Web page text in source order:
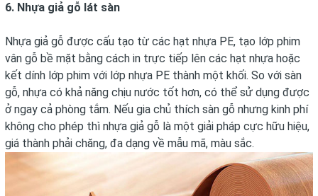
6. Nhựa giả gỗ lát sàn
Nhựa giả gỗ được cấu tạo từ các hạt nhựa PE, tạo lớp phim
vân gỗ bề mặt bằng cách in trực tiếp lên các hạt nhựa hoặc
kết dính lớp phim với lớp nhựa PE thành một khối. So với sàn
gỗ, nhựa có khả năng chịu nước tốt hơn, có thể sử dụng được
ở ngay cả phòng tắm. Nếu gia chủ thích sàn gỗ nhưng kinh phí
không cho phép thì nhựa giả gỗ là một giải pháp cực hữu hiệu,
giá thành phải chăng, đa dạng về mẫu mã, màu sắc.